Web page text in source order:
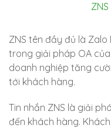
ZNS tên đầy đủ là
trong giải pháp OA
doanh nghiệp tăng
tới khách hàng.
Tin nhắn ZNS là giải
đến khách hàng.